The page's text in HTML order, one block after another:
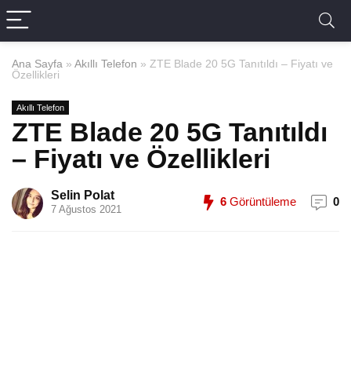
Ana Sayfa » Akıllı Telefon » ZTE Blade 20 5G Tanıtıldı – Fiyatı ve
Özellikleri
Akıllı Telefon
ZTE Blade 20 5G Tanıtıldı
– Fiyatı ve Özellikleri
Selin Polat
7 Ağustos 2021
6 Görüntüleme 0